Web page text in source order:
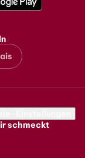
schmeckt